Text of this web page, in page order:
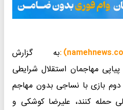
به گزارش
مهاجمان استقلال شرایطی
دوم بازی با نساجی بدون مهاجم
حمله کنند، علیرضا کوشکی و